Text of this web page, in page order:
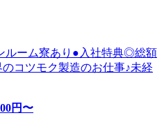
ルーム寮あり●入社特典◎総額
コツモク製造のお仕事♪未経
円〜